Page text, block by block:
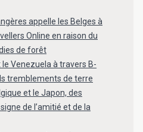
appelle les Belges à
Online en raison du
de forêt
le Venezuela à travers B-
tremblements de terre
et le Japon, des
de l’amitié et de la